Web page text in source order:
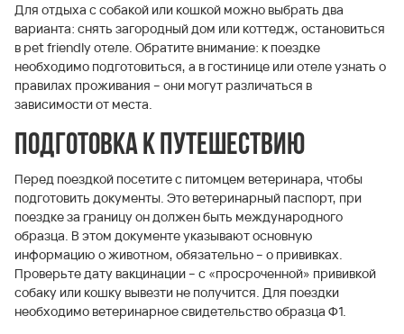
Для отдыха с собакой или кошкой можно выбрать два
варианта: снять загородный дом или коттедж, остановиться
в pet friendly отеле. Обратите внимание: к поездке
необходимо подготовиться, а в гостинице или отеле узнать о
правилах проживания – они могут различаться в
зависимости от места.
Подготовка к путешествию
Перед поездкой посетите с питомцем ветеринара, чтобы
подготовить документы. Это ветеринарный паспорт, при
поездке за границу он должен быть международного
образца. В этом документе указывают основную
информацию о животном, обязательно – о прививках.
Проверьте дату вакцинации – с «просроченной» прививкой
собаку или кошку вывезти не получится. Для поездки
необходимо ветеринарное свидетельство образца Ф1.